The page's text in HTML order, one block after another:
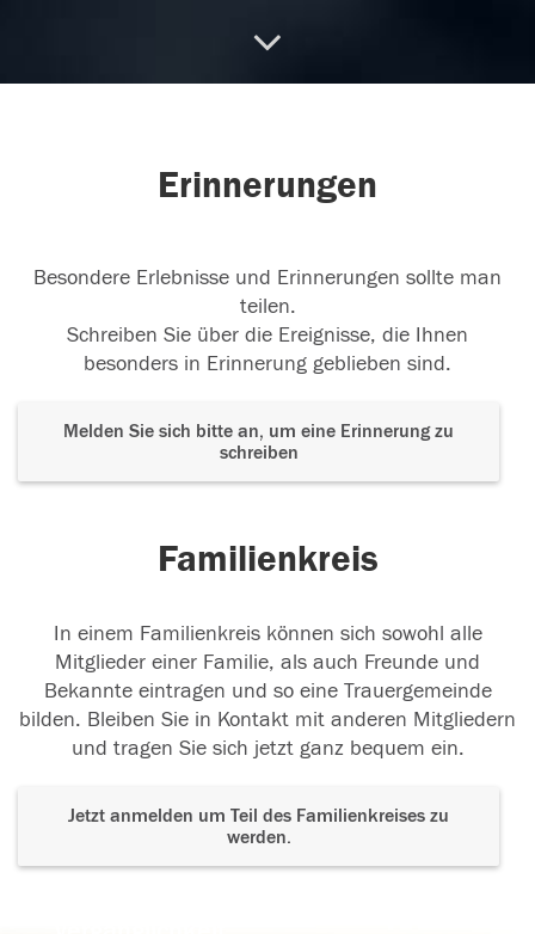
Erinnerungen
Besondere Erlebnisse und Erinnerungen sollte man
teilen.
Schreiben Sie über die Ereignisse, die Ihnen
besonders in Erinnerung geblieben sind.
Melden Sie sich bitte an, um eine Erinnerung zu
schreiben
Familienkreis
In einem Familienkreis können sich sowohl alle
Mitglieder einer Familie, als auch Freunde und
Bekannte eintragen und so eine Trauergemeinde
bilden. Bleiben Sie in Kontakt mit anderen Mitgliedern
und tragen Sie sich jetzt ganz bequem ein.
Jetzt anmelden um Teil des Familienkreises zu
werden.